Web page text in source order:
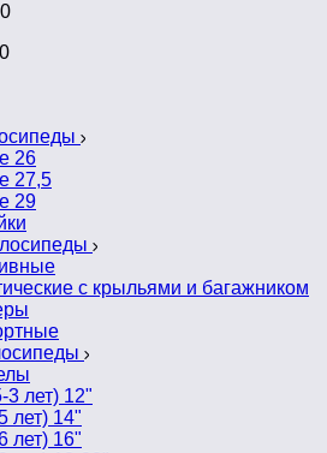
26
27,5
29
с крыльями и багажником
3 лет) 12"
лет) 14"
лет) 16"